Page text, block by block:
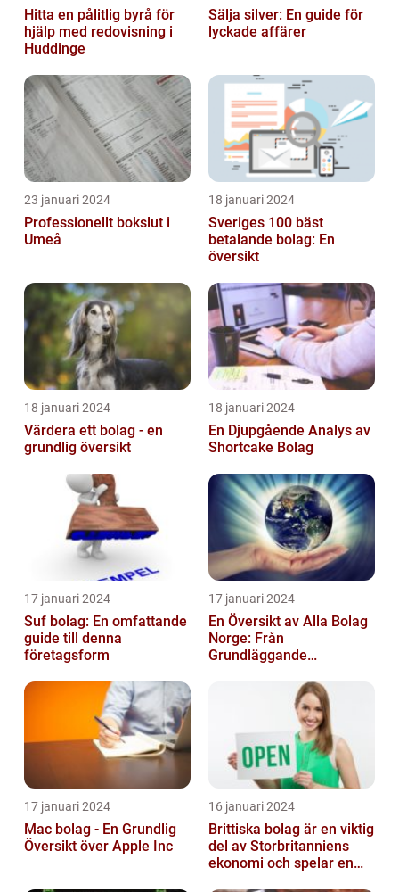
Hitta en pålitlig byrå för
hjälp med redovisning i
Huddinge
Sälja silver: En guide för
lyckade affärer
23 januari 2024
Professionellt bokslut i
Umeå
18 januari 2024
Sveriges 100 bäst
betalande bolag: En
översikt
18 januari 2024
Värdera ett bolag - en
grundlig översikt
18 januari 2024
En Djupgående Analys av
Shortcake Bolag
17 januari 2024
Suf bolag: En omfattande
guide till denna
företagsform
17 januari 2024
En Översikt av Alla Bolag
Norge: Från
Grundläggande
Kvantitativa Mätningar
17 januari 2024
Mac bolag - En Grundlig
Översikt över Apple Inc
16 januari 2024
Brittiska bolag är en viktig
del av Storbritanniens
ekonomi och spelar en